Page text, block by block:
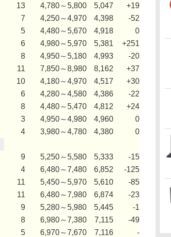
13 4,780～5,800 5,047
+19
7 4,250～4,970 4,398
-52
5 4,480～5,670 4,918
0
6 4,980～5,970 5,381
+251
8 4,950～5,180 4,993
-20
11 7,850～8,980 8,162
+37
10 4,180～4,970 4,517
+30
6 4,280～4,580 4,386
-22
8 4,480～5,470 4,812
+24
3 4,950～4,980 4,960
0
4 3,980～4,780 4,380
0
9 5,250～5,580 5,333
-15
4 6,480～7,480 6,852
-125
11 5,450～5,970 5,610
-85
11 6,480～7,980 6,874
-23
9 5,280～5,980 5,445
-1
8 6,980～7,380 7,115
-49
5 6,970～7,670 7,116
-